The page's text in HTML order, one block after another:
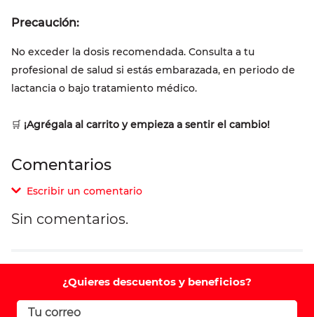
Precaución:
No exceder la dosis recomendada. Consulta a tu
profesional de salud si estás embarazada, en periodo de
lactancia o bajo tratamiento médico.
🛒 ¡Agrégala al carrito y empieza a sentir el cambio!
Comentarios
Escribir un comentario
Comentario
Sin comentarios.
¿Quieres descuentos y beneficios?